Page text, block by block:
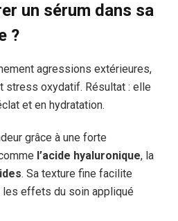
un sérum dans sa
?
agressions extérieures,
stress oxydatif. Résultat : elle
et en hydratation.
grâce à une forte
l’acide hyaluronique, la
. Sa texture fine facilite
les effets du soin appliqué